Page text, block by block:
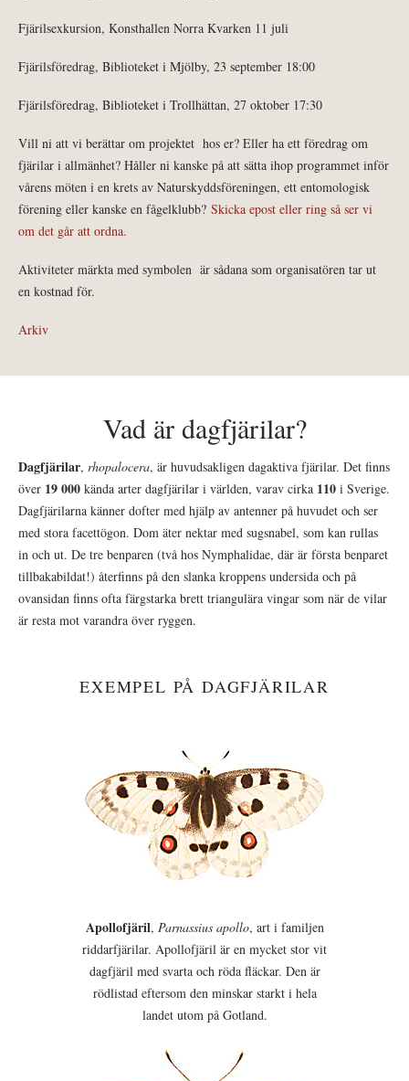
Fjärilsexkursion, Konsthallen Norra Kvarken 11 juli
Fjärilsföredrag, Biblioteket i Mjölby, 23 september 18:00
Fjärilsföredrag, Biblioteket i Trollhättan, 27 oktober 17:30
Vill ni att vi berättar om projektet hos er? Eller ha ett föredrag om
fjärilar i allmänhet? Håller ni kanske på att sätta ihop programmet inför
vårens möten i en krets av Naturskyddsföreningen, ett entomologisk
förening eller kanske en fågelklubb? Skicka epost eller ring så ser vi
om det går att ordna.
Aktiviteter märkta med symbolen är sådana som organisatören tar ut
en kostnad för.
Arkiv
Vad är dagfjärilar?
Dagfjärilar, rhopalocera, är huvudsakligen dagaktiva fjärilar. Det finns
över 19 000 kända arter dagfjärilar i världen, varav cirka 110 i Sverige.
Dagfjärilarna känner dofter med hjälp av antenner på huvudet och ser
med stora facettögon. Dom äter nektar med sugsnabel, som kan rullas
in och ut. De tre benparen (två hos Nymphalidae, där är första benparet
tillbakabildat!) återfinns på den slanka kroppens undersida och på
ovansidan finns ofta färgstarka brett triangulära vingar som när de vilar
är resta mot varandra över ryggen.
EXEMPEL PÅ DAGFJÄRILAR
Apollofjäril, Parnassius apollo, art i familjen
riddarfjärilar. Apollofjäril är en mycket stor vit
dagfjäril med svarta och röda fläckar. Den är
rödlistad eftersom den minskar starkt i hela
landet utom på Gotland.